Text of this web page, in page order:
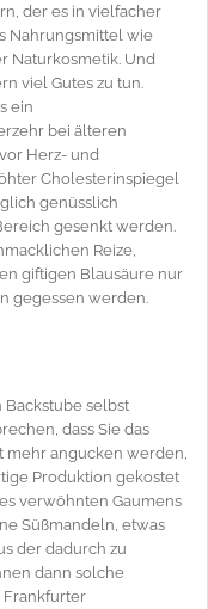
der es in vielfacher
Nahrungsmittel wie
Naturkosmetik. Und
viel Gutes zu tun.
ein
bei älteren
Herz- und
Cholesterinspiegel
genüsslich
gesenkt werden.
Reize,
giftigen Blausäure nur
gegessen werden.
Backstube selbst
dass Sie das
mehr angucken werden,
Produktion gekostet
verwöhnten Gaumens
Süßmandeln, etwas
der dadurch zu
dann solche
Frankfurter